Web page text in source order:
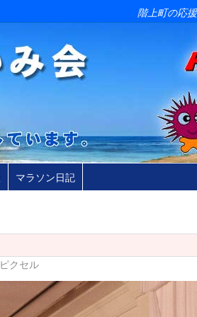
階上町の応
マラソン日記
ピクセル